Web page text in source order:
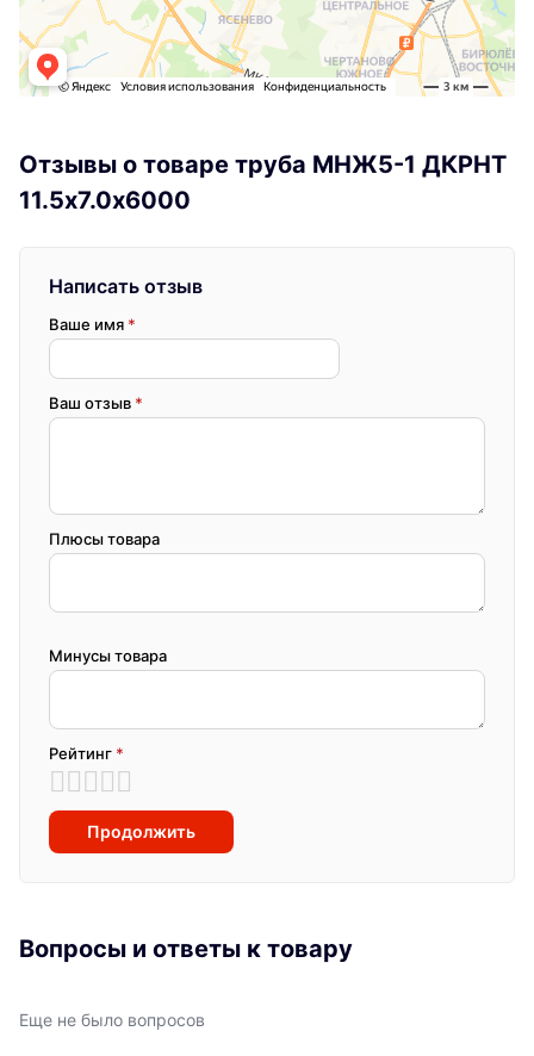
Отзывы о товаре труба МНЖ5-1 ДКРНТ
11.5х7.0х6000
Написать отзыв
Ваше имя *
Ваш отзыв *
Плюсы товара
Минусы товара
Рейтинг *
Продолжить
Вопросы и ответы к товару
Еще не было вопросов